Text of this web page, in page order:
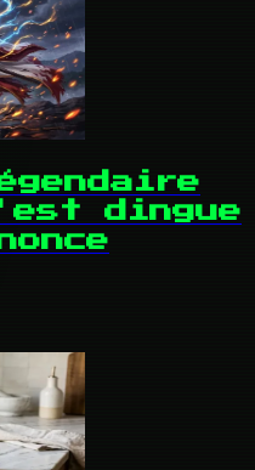
dingue